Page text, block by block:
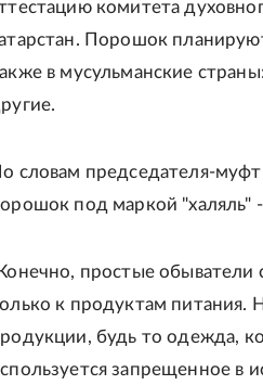
комитета
Порошок
в мусульманские
словам председателя-
под маркой "халяль"
простые обыватели
к продуктам питания.
будь то одежда,
запрещенное в